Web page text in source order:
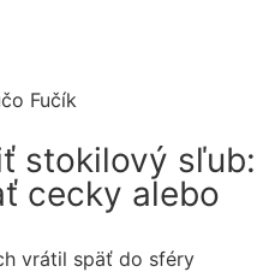
stokilový sľub:
cecky alebo
vrátil späť do sféry